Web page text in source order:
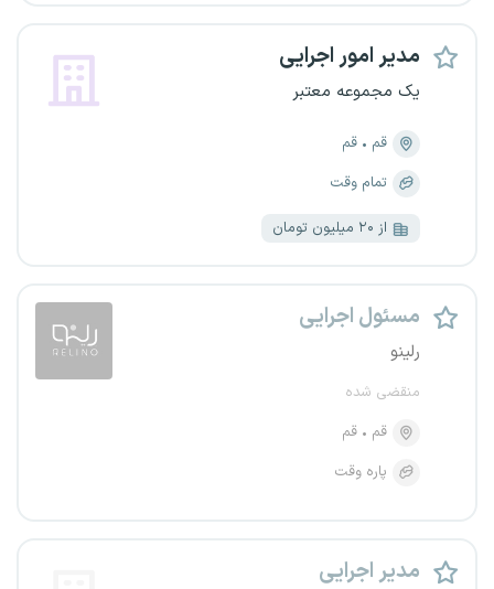
مدیر امور اجرایی
یک مجموعه معتبر
قم
قم
تمام وقت
از ۲۰ میلیون تومان
مسئول اجرایی
رلینو
منقضی شده
قم
قم
پاره وقت
مدیر اجرایی